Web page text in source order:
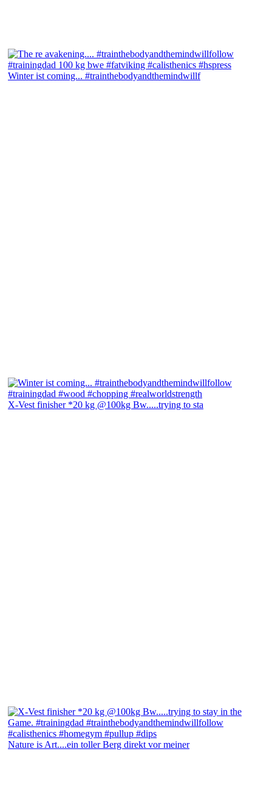
Winter ist coming... #trainthebodyandthemindwillf
X-Vest finisher *20 kg @100kg Bw.....trying to sta
Nature is Art....ein toller Berg direkt vor meiner